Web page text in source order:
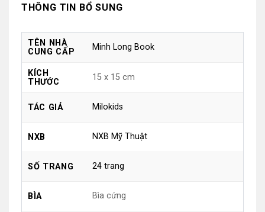
THÔNG TIN BỔ SUNG
TÊN NHÀ
CUNG CẤP
Minh Long Book
KÍCH
THƯỚC
15 x 15 cm
TÁC GIẢ Milokids
NXB NXB Mỹ Thuật
SỐ TRANG 24 trang
BÌA Bìa cứng